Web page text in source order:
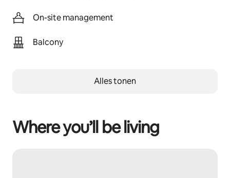
On-site management
Balcony
Alles tonen
Where you’ll be living